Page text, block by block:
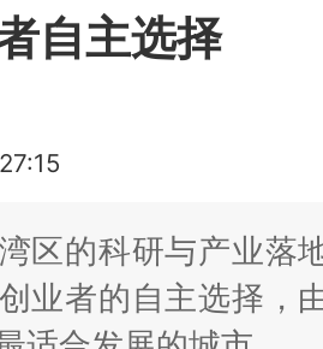
自主选择
区的科研与产业落
业者的自主选择，